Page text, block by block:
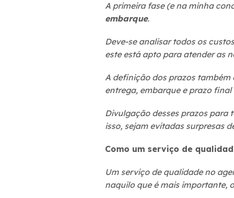
A primeira fase (e na minha
embarque.
Deve-se analisar todos os
este está apto para atender as
A definição dos prazos
entrega, embarque e prazo
Divulgação desses prazos para
isso, sejam evitadas surpresas
Como um serviço de
Um serviço de qualidade no
naquilo que é mais importante,